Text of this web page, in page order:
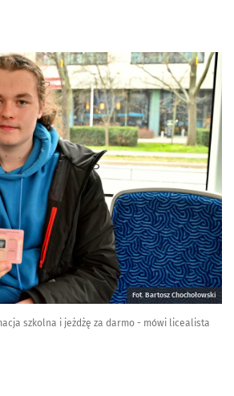
Fot. Bartosz Chochołowski
szkolna i jeżdżę za darmo - mówi licealista